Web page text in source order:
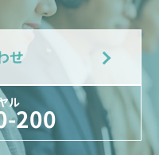
せ
ル
200